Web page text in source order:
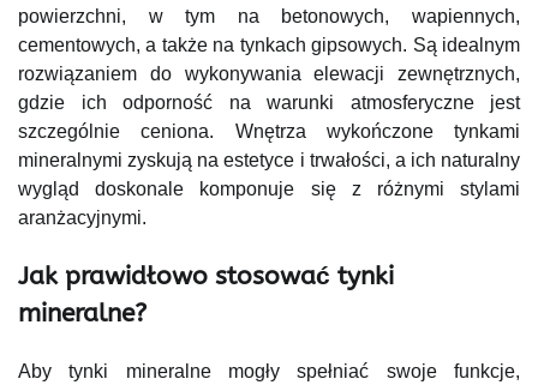
powierzchni, w tym na betonowych, wapiennych,
cementowych, a także na tynkach gipsowych. Są idealnym
rozwiązaniem do wykonywania elewacji zewnętrznych,
gdzie ich odporność na warunki atmosferyczne jest
szczególnie ceniona. Wnętrza wykończone tynkami
mineralnymi zyskują na estetyce i trwałości, a ich naturalny
wygląd doskonale komponuje się z różnymi stylami
aranżacyjnymi.
Jak prawidłowo stosować tynki
mineralne?
Aby tynki mineralne mogły spełniać swoje funkcje,